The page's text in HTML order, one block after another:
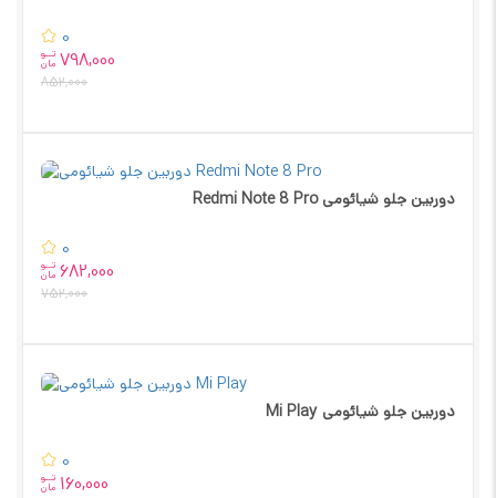
0
تــو
مان 798,000
852,000
دوربین جلو شیائومی Redmi Note 8 Pro
0
تــو
مان 682,000
752,000
دوربین جلو شیائومی Mi Play
0
تــو
مان 160,000